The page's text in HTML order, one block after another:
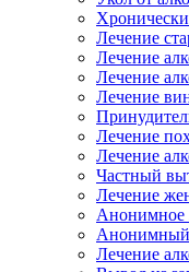
Лечение
Лечение
Лечение
Лечение
Лечение
Лечение
Частный
Лечение
Анонимное
Анонимный
Лечение